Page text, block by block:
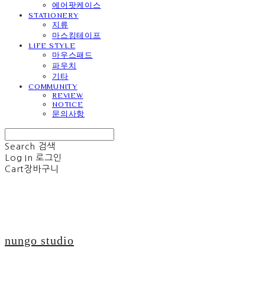
에어팟케이스
STATIONERY
지류
마스킹테이프
LIFE STYLE
마우스패드
파우치
기타
COMMUNITY
REVIEW
NOTICE
문의사항
Search 검색
Log In 로그인
Cart장바구니
nungo studio